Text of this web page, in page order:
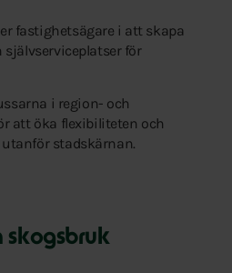
fastighetsägare i att skapa
självserviceplatser för
i region- och
att öka flexibiliteten och
stadskärnan.
skogsbruk